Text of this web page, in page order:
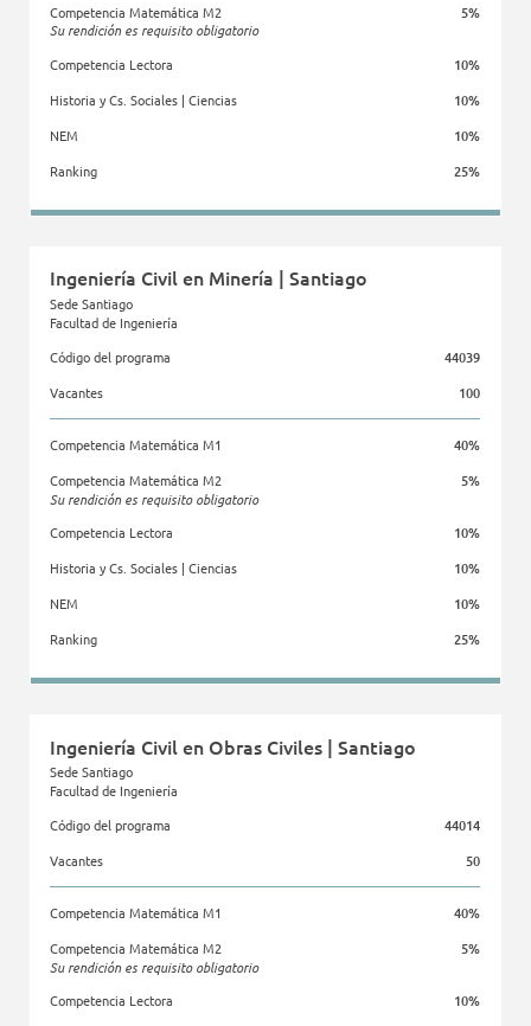
Competencia Matemática M2
Su rendición es requisito obligatorio
5%
Competencia Lectora 10%
Historia y Cs. Sociales | Ciencias 10%
NEM 10%
Ranking 25%
Facultad de Ingeniería
Ingeniería Civil en Minería | Santiago
Sede Santiago
Facultad de Ingeniería
Código del programa
44039
Vacantes 100
Competencia Matemática M1 40%
Competencia Matemática M2
Su rendición es requisito obligatorio
5%
Competencia Lectora 10%
Historia y Cs. Sociales | Ciencias 10%
NEM 10%
Ranking 25%
Facultad de Ingeniería
Ingeniería Civil en Obras Civiles | Santiago
Sede Santiago
Facultad de Ingeniería
Código del programa
44014
Vacantes 50
Competencia Matemática M1 40%
Competencia Matemática M2
Su rendición es requisito obligatorio
5%
Competencia Lectora 10%